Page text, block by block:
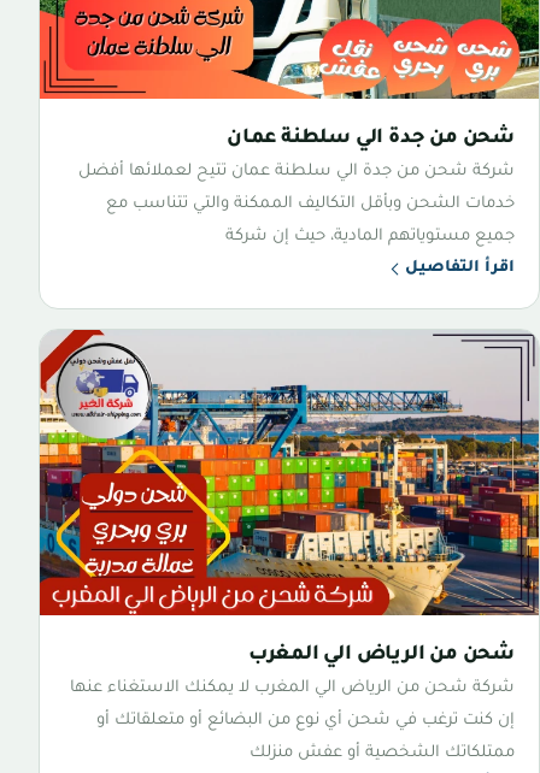
شحن من جدة الي سلطنة عمان
شركة شحن من جدة الي سلطنة عمان تتيح لعملائها أفضل
خدمات الشحن وبأقل التكاليف الممكنة والتي تتناسب مع
جميع مستوياتهم المادية، حيث إن شركة
اقرأ التفاصيل
شحن من الرياض الي المغرب
شركة شحن من الرياض الي المغرب لا يمكنك الاستغناء عنها
إن كنت ترغب في شحن أي نوع من البضائع أو متعلقاتك أو
ممتلكاتك الشخصية أو عفش منزلك